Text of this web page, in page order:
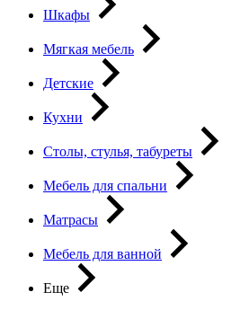
Шкафы
Мягкая мебель
Детские
Кухни
Столы, стулья, табуреты
Мебель для спальни
Матрасы
Мебель для ванной
Еще